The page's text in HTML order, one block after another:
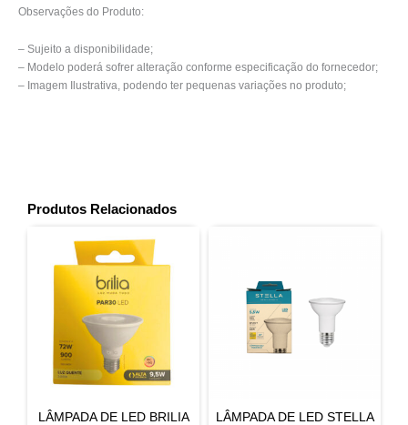
Observações do Produto:
– Sujeito a disponibilidade;
– Modelo poderá sofrer alteração conforme especificação do fornecedor;
– Imagem Ilustrativa, podendo ter pequenas variações no produto;
Produtos Relacionados
LÂMPADA DE LED BRILIA
LÂMPADA DE LED STELLA